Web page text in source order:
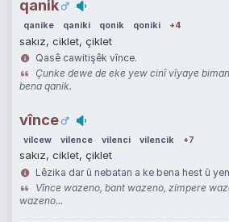
qanik
qanike qaniki qonik qoniki +4
sakız, ciklet, çiklet
Qasê cawitişêk vînce.
Çunke dewe de eke yew cinî vîyaye
bena qanik.
vînce
vilcew vilence vilenci vilencik +7
sakız, ciklet, çiklet
Lêzika dar û nebatan a ke bena hest û
Vînce wazeno, bant wazeno, zimpere
wazeno...